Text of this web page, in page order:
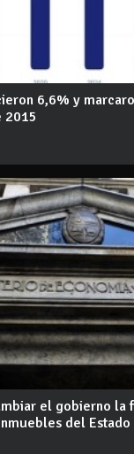
6,6% y
2015
el gobierno la
del Estado